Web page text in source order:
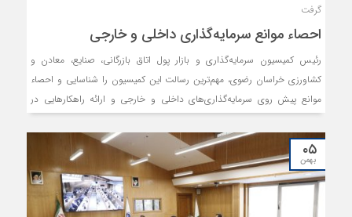
گرفت
احصاء موانع سرمایه‌گذاری داخلی و خارجی
رئیس کمیسیون سرمایه‌گذاری و بازار پول اتاق بازرگانی، صنایع، معادن و
کشاورزی خراسان رضوی، مهم‌ترین رسالت این کمیسیون را شناسایی و احصاء
موانع پیش روی سرمایه‌گذاری‌های داخلی و خارجی و ارائه راهکارهایی در
۰۵
بهمن